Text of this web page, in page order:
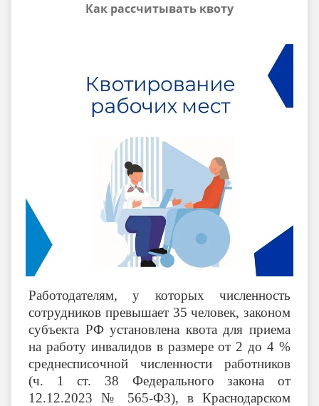
Как рассчитывать квоту
Работодателям, у которых численность
сотрудников превышает 35 человек, законом
субъекта РФ установлена квота для приема
на работу инвалидов в размере от 2 до 4 %
среднесписочной численности работников
(ч. 1 ст. 38 Федерального закона от
12.12.2023 № 565-ФЗ), в Краснодарском